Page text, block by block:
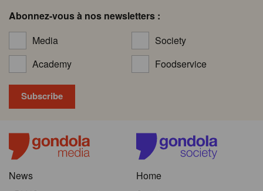
Abonnez-vous à nos newsletters :
Media
Society
Academy
Foodservice
News
Home